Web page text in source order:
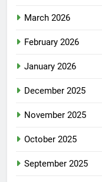
March 2026
February 2026
January 2026
December 2025
November 2025
October 2025
September 2025